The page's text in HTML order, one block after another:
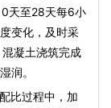
天至28天每6小
变化，及时采
凝土浇筑完成
润。
比过程中，加